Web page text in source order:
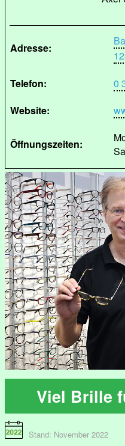
Adresse:
Telefon:
0
Website:
Öffnungszeiten:
Viel Brille
Stand: November 2022